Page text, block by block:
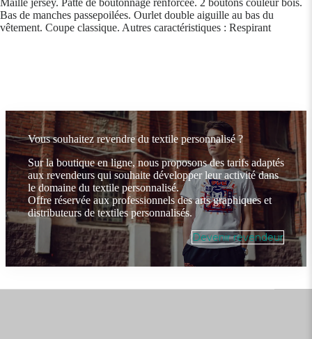
Maille jersey. Patte de boutonnage renforcée. 2 boutons couleur bois.
Bas de manches passepoilées. Ourlet double aiguille au bas du
vêtement. Coupe classique. Autres caractéristiques : Respirant
Vous souhaitez revendre du textile personnalisé ?
Sur la boutique en ligne, nous proposons des tarifs adaptés
aux revendeurs qui souhaite développer leur activité dans
le domaine du textile personnalisé.
Offre réservée aux professionnels des arts graphiques et
distributeurs de textiles personnalisés.
Devenir revendeur